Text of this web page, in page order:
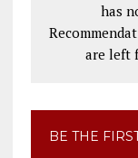
has
are left
BE THE